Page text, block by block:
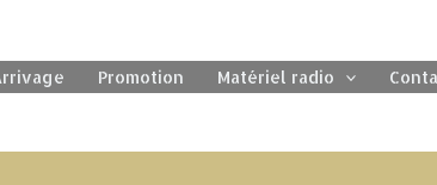
Promotion Matériel radio